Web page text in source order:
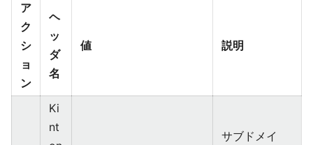
ア
ク
シ
ョ
ン
ヘ
ッ
ダ
名
値 説明
Ki
nt
サブドメイ